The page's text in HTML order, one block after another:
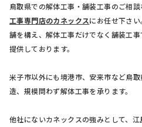
鳥取県での解体工事・舗装工事のご相談
工事専門店のカネックスにお任せ下さ
舗を構え、解体工事だけでなく舗装工
提供しております。
米子市以外にも境港市、安来市など鳥
造、規模問わず解体工事を承ります。
他社にないカネックスの強みとして、